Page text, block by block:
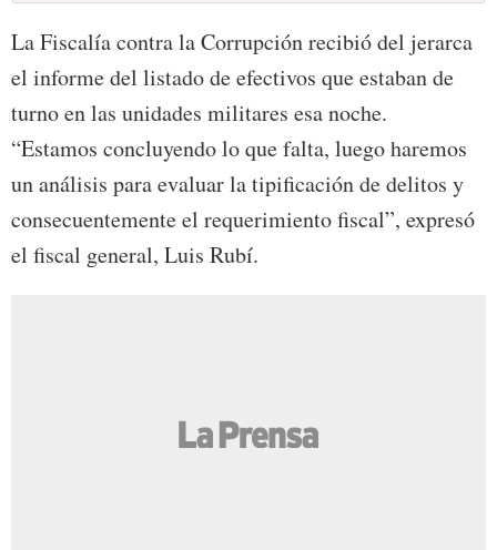
La Fiscalía contra la Corrupción recibió del jerarca
el informe del listado de efectivos que estaban de
turno en las unidades militares esa noche.
“Estamos concluyendo lo que falta, luego haremos
un análisis para evaluar la tipificación de delitos y
consecuentemente el requerimiento fiscal”, expresó
el fiscal general, Luis Rubí.